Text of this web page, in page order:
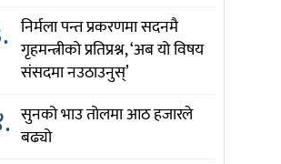
निर्मला पन्त प्रकरणमा सदनमै
गृहमन्त्रीको प्रतिप्रश्न, ‘अब यो विषय
संसदमा नउठाउनुस्’
सुनको भाउ तोलमा आठ हजारले
बढ्यो